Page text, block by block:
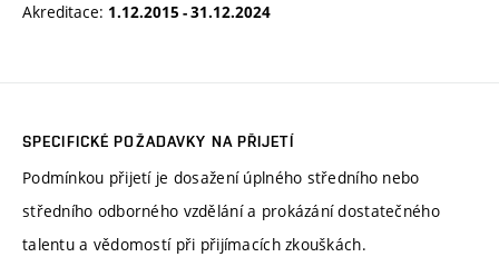
Akreditace: 1.12.2015 - 31.12.2024
SPECIFICKÉ POŽADAVKY NA PŘIJETÍ
Podmínkou přijetí je dosažení úplného středního nebo
středního odborného vzdělání a prokázání dostatečného
talentu a vědomostí při přijímacích zkouškách.